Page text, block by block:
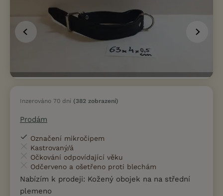
Inzerováno 70 dní (382 zobrazení)
Prodám
Označení mikročipem
Kastrovaný/á
Očkování odpovídající věku
Odčerveno a ošetřeno proti blechám
Nabízím k prodeji: Kožený obojek na na střední
plemeno